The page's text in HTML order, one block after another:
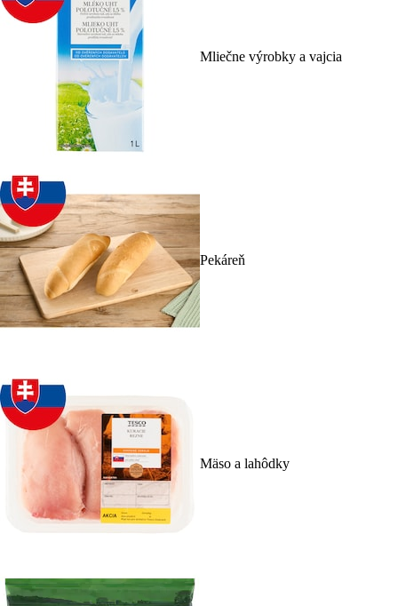
Mliečne výrobky a vajcia
Pekáreň
Mäso a lahôdky